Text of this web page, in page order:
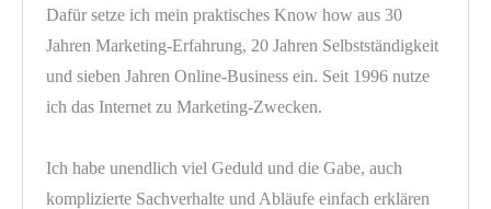
Dafür setze ich mein praktisches Know how aus 30
Jahren Marketing-Erfahrung, 20 Jahren Selbstständigkeit
und sieben Jahren Online-Business ein. Seit 1996 nutze
ich das Internet zu Marketing-Zwecken.
Ich habe unendlich viel Geduld und die Gabe, auch
komplizierte Sachverhalte und Abläufe einfach erklären